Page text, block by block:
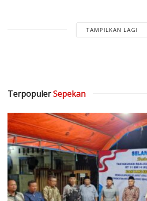
TAMPILKAN LAGI
TerpopulerSepekan